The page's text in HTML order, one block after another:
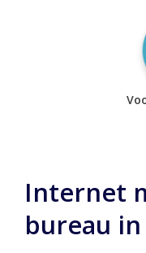
Internet
bureau